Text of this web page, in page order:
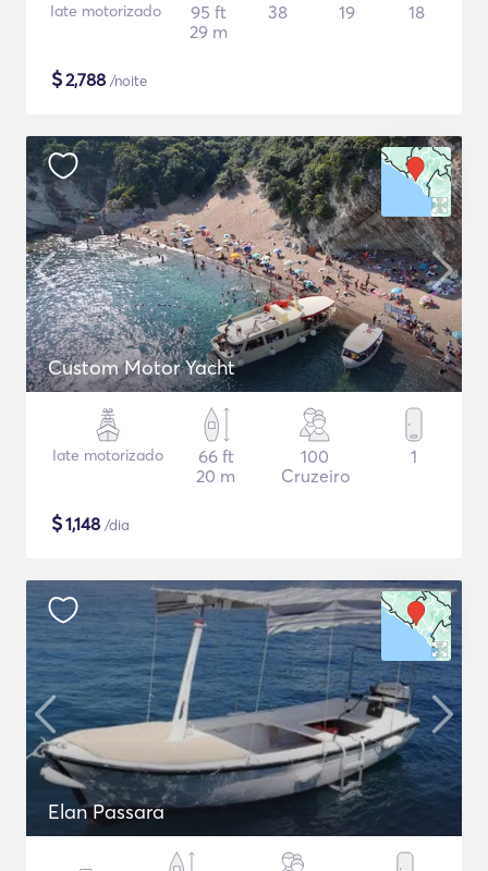
Iate motorizado
95 ft
29 m
38 19 18
$2,788 /noite
Custom Motor Yacht
Iate motorizado
66 ft
20 m
100
Cruzeiro
1
$1,148 /dia
Elan Passara